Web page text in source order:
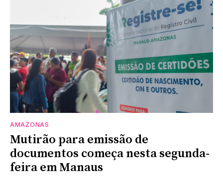
AMAZONAS
Mutirão para emissão de
documentos começa nesta segunda-
feira em Manaus